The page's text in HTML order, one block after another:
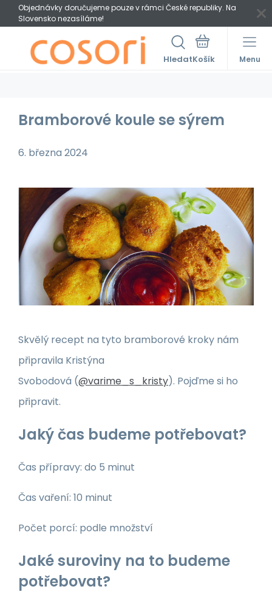
Objednávky doručujeme pouze v rámci České republiky. Na
Slovensko nezasíláme!
Hledat Menu
Bramborové koule se sýrem
6. března 2024
Skvělý recept na tyto bramborové kroky nám
připravila Kristýna
Svobodová (@varime_s_kristy). Pojďme si ho
připravit.
Jaký čas budeme potřebovat?
Čas přípravy: do 5 minut
Čas vaření: 10 minut
Počet porcí: podle množství
Jaké suroviny na to budeme
potřebovat?